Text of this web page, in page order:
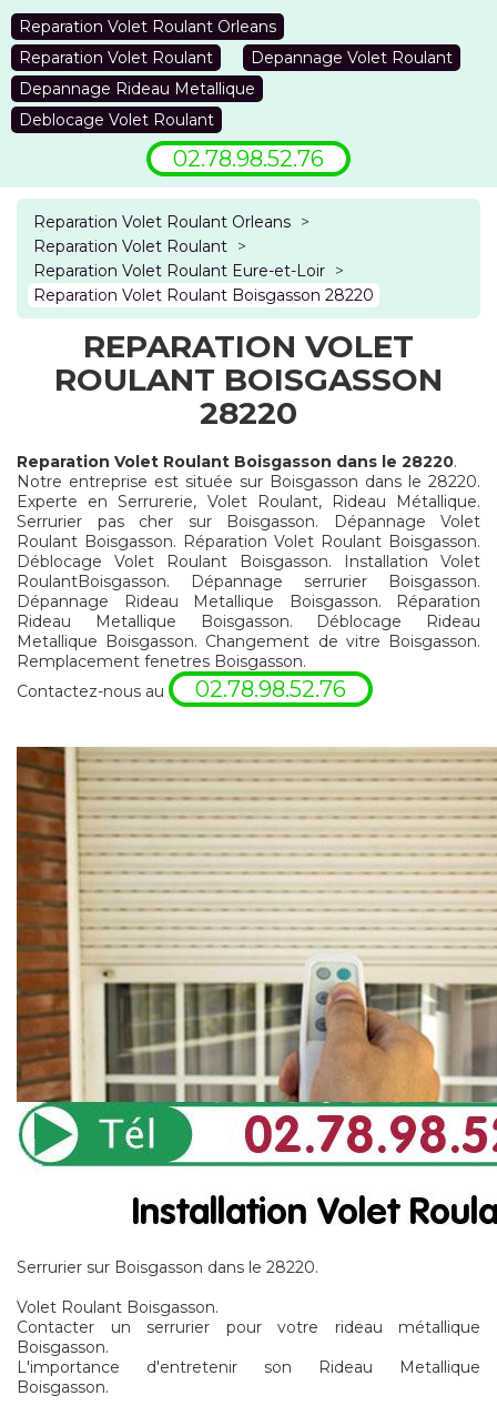
Reparation Volet Roulant Orleans
Reparation Volet Roulant
Depannage Volet Roulant
Depannage Rideau Metallique
Deblocage Volet Roulant
02.78.98.52.76
Reparation Volet Roulant Orleans >
Reparation Volet Roulant >
Reparation Volet Roulant Eure-et-Loir >
Reparation Volet Roulant Boisgasson 28220
REPARATION VOLET
ROULANT BOISGASSON
28220
Reparation Volet Roulant Boisgasson dans le 28220.
Notre entreprise est située sur Boisgasson dans le 28220.
Experte en Serrurerie, Volet Roulant, Rideau Métallique.
Serrurier pas cher sur Boisgasson. Dépannage Volet
Roulant Boisgasson. Réparation Volet Roulant Boisgasson.
Déblocage Volet Roulant Boisgasson. Installation Volet
RoulantBoisgasson. Dépannage serrurier Boisgasson.
Dépannage Rideau Metallique Boisgasson. Réparation
Rideau Metallique Boisgasson. Déblocage Rideau
Metallique Boisgasson. Changement de vitre Boisgasson.
Remplacement fenetres Boisgasson.
Contactez-nous au
02.78.98.52.76
Serrurier sur Boisgasson dans le 28220.
Volet Roulant Boisgasson.
Contacter un serrurier pour votre rideau métallique
Boisgasson.
L'importance d'entretenir son Rideau Metallique
Boisgasson.